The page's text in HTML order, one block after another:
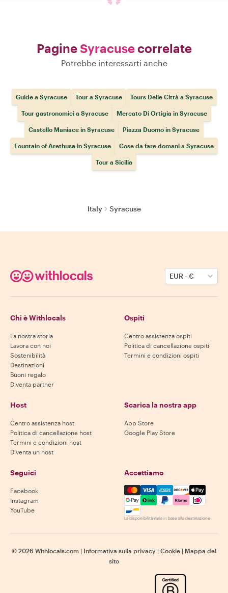
PagineSyracusecorrelate
Potrebbe interessarti anche
Guide a Syracuse Tour a Syracuse Tours Delle Città a Syracuse
Tour gastronomici a Syracuse Mercato Di Ortigia in Syracuse
Castello Maniace in Syracuse Piazza Duomo in Syracuse
Fountain of Arethusa in Syracuse Cose da fare domani a Syracuse
Tour a Sicilia
Italy Syracuse
EUR-€
Chi è Withlocals
La nostra storia
Lavora con noi
Sostenibilità
Destinazioni
Buoni regalo
Diventa partner
Ospiti
Centro assistenza ospiti
Politica di cancellazione ospiti
Termini e condizioni ospiti
Host
Centro assistenza host
Politica di cancellazione host
Termini e condizioni host
Diventa un host
Scarica la nostra app
App Store
Google Play Store
Seguici
Facebook
Instagram
YouTube
Accettiamo
Mastercard, Visa, Amex,
La disponibilità varia in base alla destinazione
© 2026 Withlocals.com | Informativa sulla privacy | Cookie | Mappa del
sito